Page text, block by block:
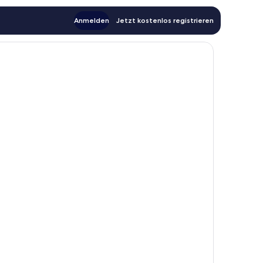
Anmelden Jetzt kostenlos registrieren